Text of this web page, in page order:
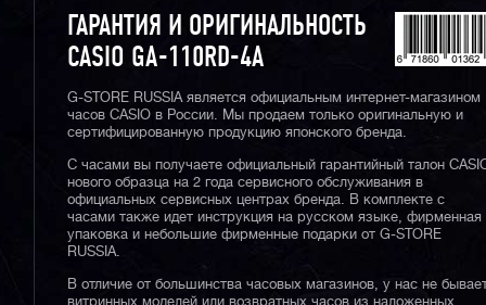
ГАРАНТИЯ И ОРИГИНАЛЬНОСТЬ
CASIO GA-110RD-4A
G-STORE RUSSIA является официальным интернет-магазином
часов CASIO в России. Мы продаем только оригинальную и
сертифицированную продукцию японского бренда.
С часами вы получаете официальный гарантийный талон
нового образца на 2 года сервисного обслуживания в
официальных сервисных центрах бренда. В комплекте с
часами также идет инструкция на русском языке, фирменная
упаковка и небольшие фирменные подарки от G-STORE
RUSSIA.
В отличие от большинства часовых магазинов, у нас не
витринных моделей или возвратных часов из наложенных